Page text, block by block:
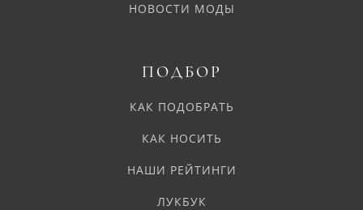
НОВОСТИ МОДЫ
ПОДБОР
КАК ПОДОБРАТЬ
КАК НОСИТЬ
НАШИ РЕЙТИНГИ
ЛУКБУК